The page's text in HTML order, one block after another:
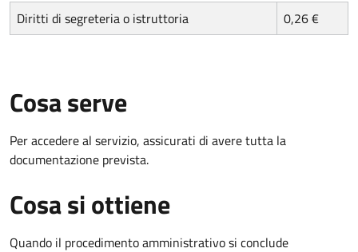
Diritti di segreteria o istruttoria 0,26 €
Cosa serve
Per accedere al servizio, assicurati di avere tutta la
documentazione prevista.
Cosa si ottiene
Quando il procedimento amministrativo si conclude